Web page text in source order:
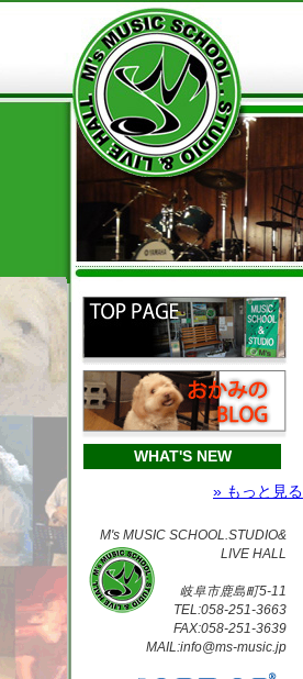
WHAT'S NEW
» もっと見る
M's MUSIC SCHOOL.STUDIO&
LIVE HALL
岐阜市鹿島町5-11
TEL:058-251-3663
FAX:058-251-3639
MAIL:info@ms-music.jp